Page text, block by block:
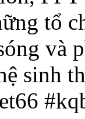
tổ
và
sinh